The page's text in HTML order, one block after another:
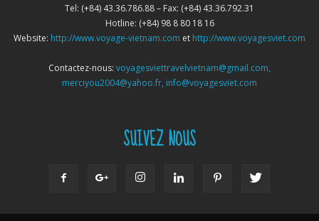
Tel: (+84) 43.36.786.88 – Fax: (+84) 43.36.792.31
Hotline: (+84) 98 8 80 18 16
Website: http://www.voyage-vietnam.com et http://www.voyagesviet.com
Contactez-nous: voyagesviettravelvietnam@gmail.com,
merciyou2004@yahoo.fr, info@voyagesviet.com
SUIVEZ NOUS